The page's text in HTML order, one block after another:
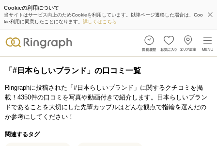
Cookieの利用について
当サイトはサービス向上のためCookieを利用しています。以降ページ遷移した場合は、Coo
kie利用に同意したことになります。 詳しくはこちら
「#日本らしいブランド」の口コミ一覧
Ringraphに投稿された「#日本らしいブランド」に関するクチコミを掲
載！4350件の口コミを写真や動画付きで紹介します。日本らしいブラン
ドであることを大切にした先輩カップルはどんな観点で指輪を選んだの
か参考にしてください！
関連するタグ